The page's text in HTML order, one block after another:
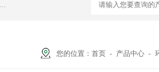
XMAY油墨过滤 玻璃污泥 电
您的位置： 首页 - 产品中心 -